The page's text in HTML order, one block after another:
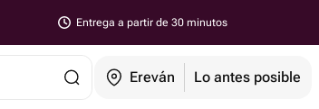
Entrega a partir de 30 minutos
Ereván Lo antes posible